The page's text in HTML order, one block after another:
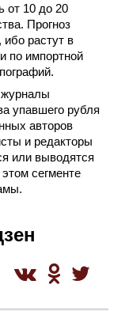
от 10 до 20
Прогноз
растут в
по импортной
журналы
упавшего рубля
авторов
и редакторы
или выводятся
сегменте